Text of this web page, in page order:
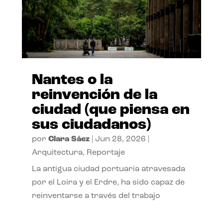
Nantes o la
reinvención de la
ciudad (que piensa en
sus ciudadanos)
por Clara Sáez| Jun 28, 2026
Arquitectura, Reportaje
La antigua ciudad portuaria atravesada
por el Loira y el Erdre, ha sido capaz de
reinventarse a través del trabajo